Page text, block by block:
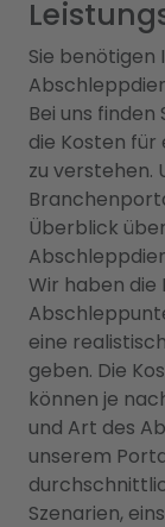
Sie
Bei uns finden
die Kosten
zu verstehen.
Überblick
Wir haben
eine
geben. Die
können je
und Art des
unserem
Szenarien,